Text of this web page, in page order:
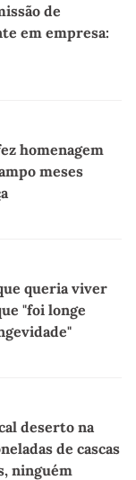
de
em empresa:
homenagem
meses
queria viver
"foi longe
deserto na
de cascas
ninguém